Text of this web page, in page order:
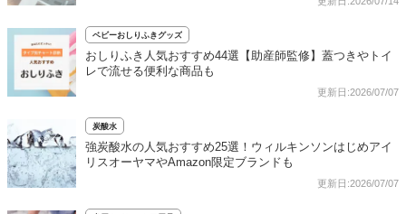
ベビーおしりふきグッズ
おしりふき人気おすすめ44選【助産師監修】蓋つきやトイ
レで流せる便利な商品も
更新日:2026/07/07
炭酸水
強炭酸水の人気おすすめ25選！ウィルキンソンはじめアイ
リスオーヤマやAmazon限定ブランドも
更新日:2026/07/07